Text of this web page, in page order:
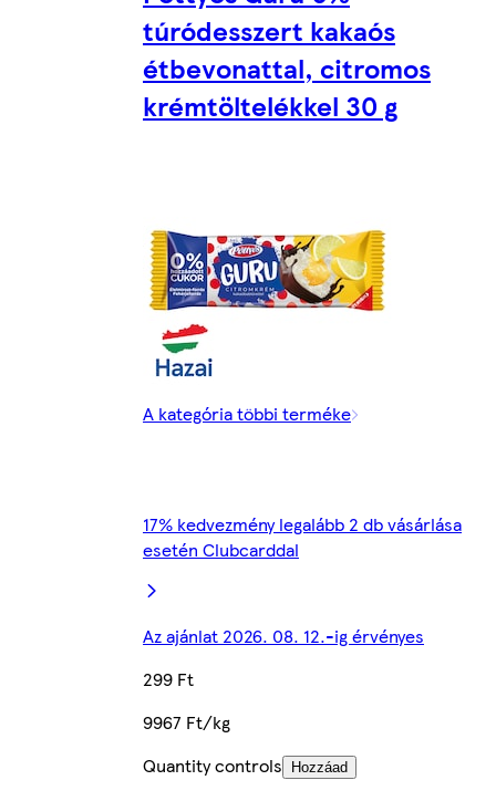
túródesszert kakaós
étbevonattal, citromos
krémtöltelékkel 30 g
A kategória többi terméke
17% kedvezmény legalább 2 db vásárlása
esetén Clubcarddal
Az ajánlat 2026. 08. 12.-ig érvényes
299 Ft
9967 Ft/kg
Quantity controls
Hozzáad